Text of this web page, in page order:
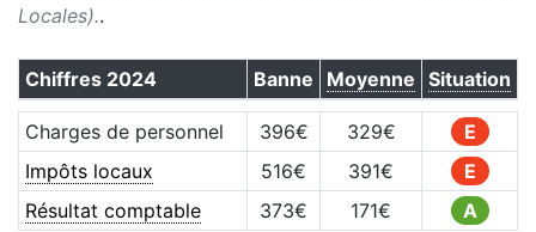
Locales)..
Chiffres 2024 Banne Moyenne Situation
Charges de personnel 396€ 329€
E
Impôts locaux
516€ 391€
E
Résultat comptable
373€ 171€ A